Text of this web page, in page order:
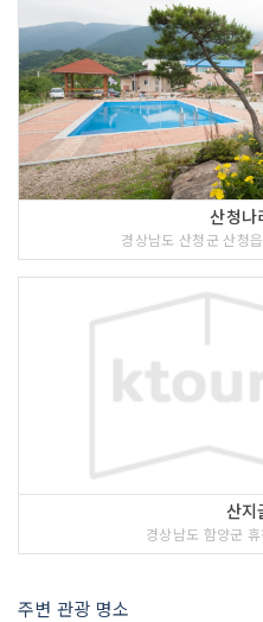
산청나
경상남도 산청군 산청
산지
경상남도 함양군
주변 관광 명소